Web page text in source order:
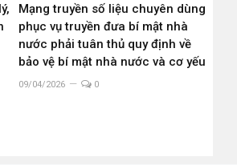
Mạng truyền số liệu chuyên dùng
phục vụ truyền đưa bí mật nhà
nước phải tuân thủ quy định về
bảo vệ bí mật nhà nước và cơ yếu
09/04/2026 0